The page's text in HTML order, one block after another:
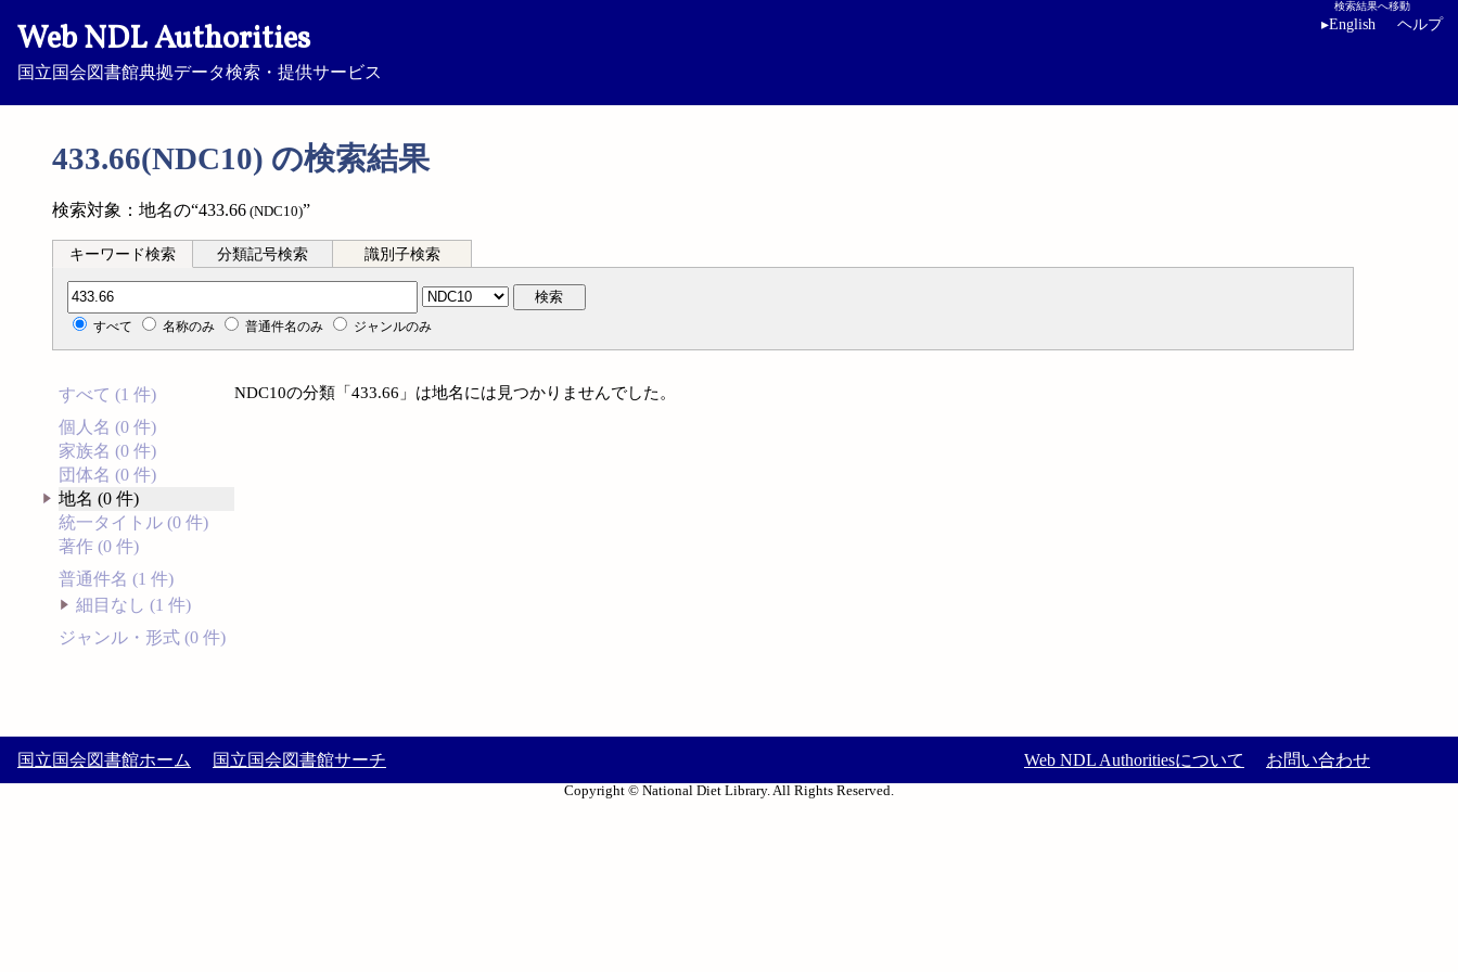
Web NDL Authorities
国立国会図書館典拠データ検索・提供サービス
検索結果へ移動
▸English ヘルプ
433.66(NDC10) の検索結果
検索対象：地名の“433.66 (NDC10)”
キーワード検索 分類記号検索 識別子検索
分類記号検索 検索
すべて 名称のみ 普通件名のみ ジャンルのみ
すべて (1 件)
個人名 (0 件)
家族名 (0 件)
団体名 (0 件)
地名 (0 件)
統一タイトル (0 件)
著作 (0 件)
普通件名 (1 件)
細目なし (1 件)
ジャンル・形式 (0 件)
NDC10の分類「433.66」は地名には見つかりませんでした。
国立国会図書館ホーム 国立国会図書館サーチ Web NDL Authoritiesについて お問い合わせ
Copyright © National Diet Library. All Rights Reserved.